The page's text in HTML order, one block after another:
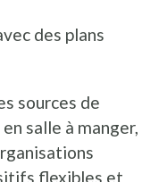
des plans
sources de
salle à manger,
flexibles et